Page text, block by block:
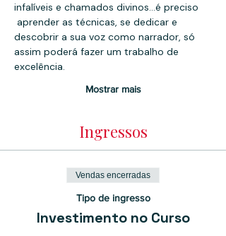
infalíveis e chamados divinos...é preciso
aprender as técnicas, se dedicar e
descobrir a sua voz como narrador, só
assim poderá fazer um trabalho de
excelência.
Mostrar mais
Ingressos
Vendas encerradas
Tipo de ingresso
Investimento no Curso